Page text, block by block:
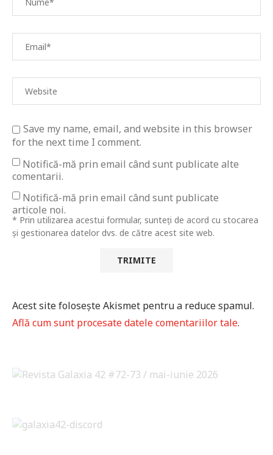
Save my name, email, and website in this browser
for the next time I comment.
Notifică-mă prin email când sunt publicate alte
comentarii.
Notifică-mă prin email când sunt publicate
articole noi.
* Prin utilizarea acestui formular, sunteți de acord cu stocarea
și gestionarea datelor dvs. de către acest site web.
Acest site folosește Akismet pentru a reduce spamul.
Află cum sunt procesate datele comentariilor tale.